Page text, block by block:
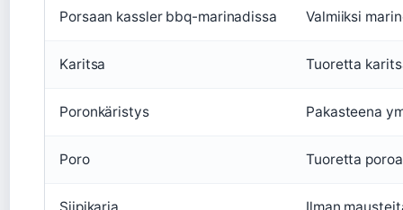
Porsaan kassler bbq-marinadissa Valmiiksi
Karitsa Tuoretta
Poronkäristys Pakasteena
Poro Tuoretta